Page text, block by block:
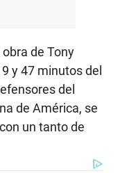
de Tony
y 47 minutos del
del
de América, se
un tanto de